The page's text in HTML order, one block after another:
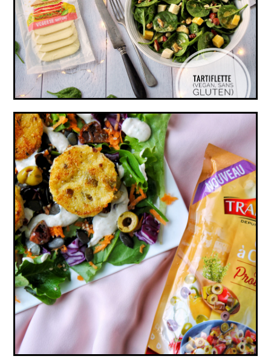
SALADE DE POLENTA CROUSTI-MOELLEUSE
AUX OLIVES (VEGAN, SANS GLUTEN)